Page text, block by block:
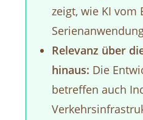
zeigt, wie KI vom
Relevanz über
hinaus: Die
betreffen auch